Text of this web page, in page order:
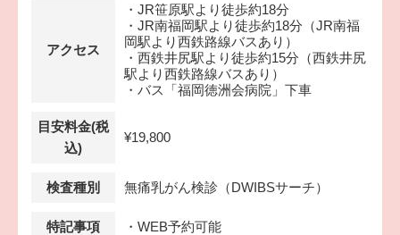
アクセス
・JR笹原駅より徒歩約18分
・JR南福岡駅より徒歩約18分（JR南福
岡駅より西鉄路線バスあり）
・西鉄井尻駅より徒歩約15分（西鉄井尻
駅より西鉄路線バスあり）
・バス「福岡徳洲会病院」下車
目安料金(税
込)
¥19,800
検査種別 無痛乳がん検診（DWIBSサーチ）
特記事項 ・WEB予約可能